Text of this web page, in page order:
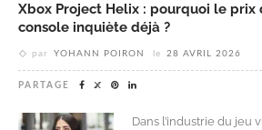
Xbox Project Helix : pourquoi le prix
console inquiète déjà ?
par YOHANN POIRON le 28 AVRIL 2026
PARTAGE
Dans l’industrie du jeu